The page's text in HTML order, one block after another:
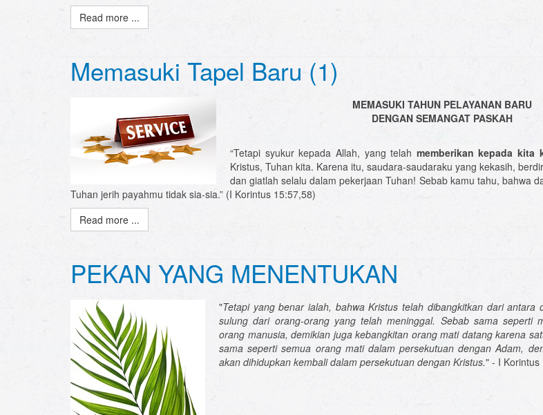
Read more ...
Memasuki Tapel Baru (1)
MEMASUKI TAHUN PELAYANAN BARU
DENGAN SEMANGAT PASKAH
“Tetapi syukur kepada Allah, yang telah memberikan kepada kita
Kristus, Tuhan kita. Karena itu, saudara-saudaraku yang kekasih,
dan giatlah selalu dalam pekerjaan Tuhan! Sebab kamu tahu, bahwa
Tuhan jerih payahmu tidak sia-sia.” (I Korintus 15:57,58)
Read more ...
PEKAN YANG MENENTUKAN
"Tetapi yang benar ialah, bahwa Kristus telah dibangkitkan dari antara
sulung dari orang-orang yang telah meninggal. Sebab sama seperti
orang manusia, demikian juga kebangkitan orang mati datang karena
sama seperti semua orang mati dalam persekutuan dengan Adam,
akan dihidupkan kembali dalam persekutuan dengan Kristus." - I Korintus